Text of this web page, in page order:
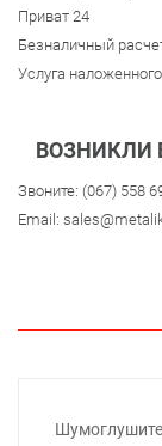
Приват 24
Безналичный
Услуга
ВОЗНИКЛИ
Звоните: (067) 558
Email: